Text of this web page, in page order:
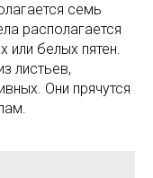
семь
располагается
или белых пятен.
листьев,
Они прячутся